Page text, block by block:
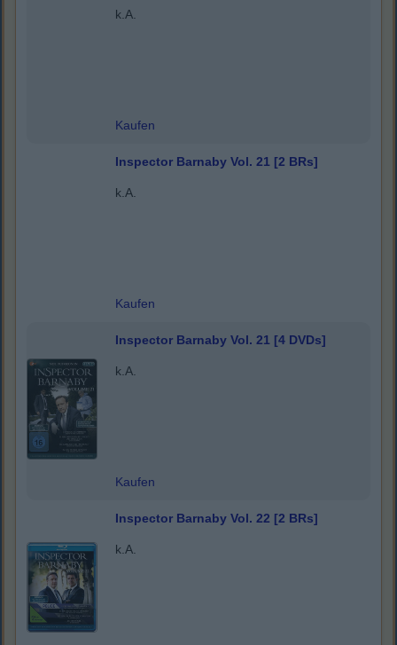
k.A.
Kaufen
Inspector Barnaby Vol. 21 [2 BRs]
k.A.
Kaufen
Inspector Barnaby Vol. 21 [4 DVDs]
k.A.
Kaufen
Inspector Barnaby Vol. 22 [2 BRs]
k.A.